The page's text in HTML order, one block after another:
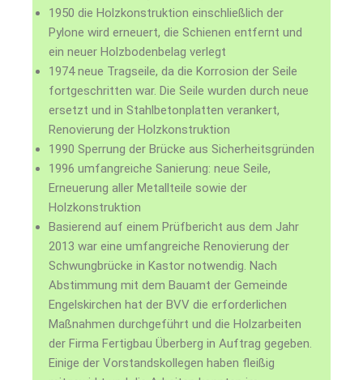
1950 die Holzkonstruktion einschließlich der
Pylone wird erneuert, die Schienen entfernt und
ein neuer Holzbodenbelag verlegt
1974 neue Tragseile, da die Korrosion der Seile
fortgeschritten war. Die Seile wurden durch neue
ersetzt und in Stahlbetonplatten verankert,
Renovierung der Holzkonstruktion
1990 Sperrung der Brücke aus Sicherheitsgründen
1996 umfangreiche Sanierung: neue Seile,
Erneuerung aller Metallteile sowie der
Holzkonstruktion
Basierend auf einem Prüfbericht aus dem Jahr
2013 war eine umfangreiche Renovierung der
Schwung­brücke in Kastor notwendig. Nach
Abstimmung mit dem Bauamt der Gemeinde
Engelskirchen hat der BVV die erforderlichen
Maß­nahmen durchgeführt und die Holz­arbeiten
der Firma Fertigbau Überberg in Auftrag gegeben.
Einige der Vorstands­kollegen haben fleißig